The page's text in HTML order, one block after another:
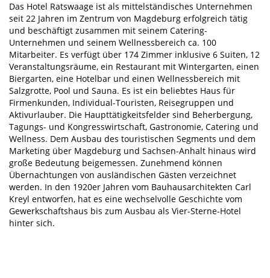
Das Hotel Ratswaage ist als mittelständisches Unternehmen
seit 22 Jahren im Zentrum von Magdeburg erfolgreich tätig
und beschäftigt zusammen mit seinem Catering-
Unternehmen und seinem Wellnessbereich ca. 100
Mitarbeiter. Es verfügt über 174 Zimmer inklusive 6 Suiten, 12
Veranstaltungsräume, ein Restaurant mit Wintergarten, einen
Biergarten, eine Hotelbar und einen Wellnessbereich mit
Salzgrotte, Pool und Sauna. Es ist ein beliebtes Haus für
Firmenkunden, Individual-Touristen, Reisegruppen und
Aktivurlauber. Die Haupttätigkeitsfelder sind Beherbergung,
Tagungs- und Kongresswirtschaft, Gastronomie, Catering und
Wellness. Dem Ausbau des touristischen Segments und dem
Marketing über Magdeburg und Sachsen-Anhalt hinaus wird
große Bedeutung beigemessen. Zunehmend können
Übernachtungen von ausländischen Gästen verzeichnet
werden. In den 1920er Jahren vom Bauhausarchitekten Carl
Kreyl entworfen, hat es eine wechselvolle Geschichte vom
Gewerkschaftshaus bis zum Ausbau als Vier-Sterne-Hotel
hinter sich.